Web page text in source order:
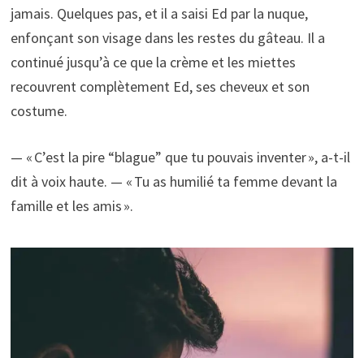
jamais. Quelques pas, et il a saisi Ed par la nuque,
enfonçant son visage dans les restes du gâteau. Il a
continué jusqu’à ce que la crème et les miettes
recouvrent complètement Ed, ses cheveux et son
costume.
— « C’est la pire “blague” que tu pouvais inventer », a-t-il
dit à voix haute. — « Tu as humilié ta femme devant la
famille et les amis ».